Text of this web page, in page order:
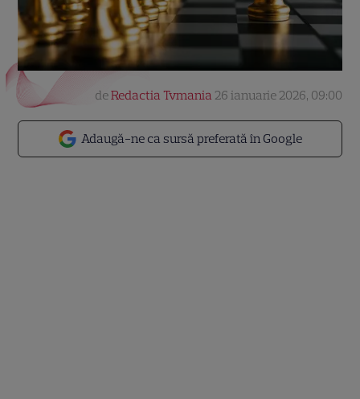
Adaugă-ne ca sursă preferată în Google
deRedactia Tvmania 26 ianuarie 2026, 09:00